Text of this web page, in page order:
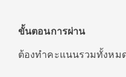
ขั้นตอนการผ่าน
ต้องทำคะแนนรวมทั้งหม